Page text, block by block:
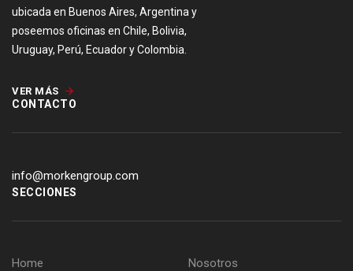
ubicada en Buenos Aires, Argentina y
poseemos oficinas en Chile, Bolivia,
Uruguay, Perú, Ecuador y Colombia.
VER MÁS
CONTACTO
info@morkengroup.com
SECCIONES
Home Nosotros